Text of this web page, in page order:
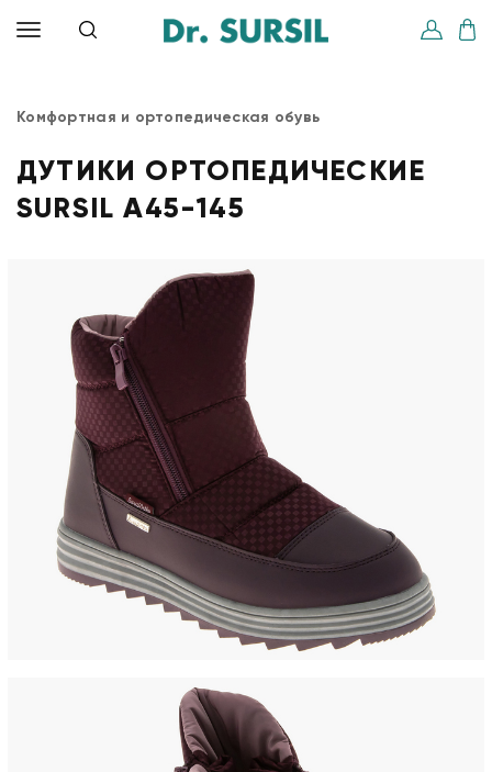
Комфортная и ортопедическая обувь
ДУТИКИ ОРТОПЕДИЧЕСКИЕ
SURSIL A45-145